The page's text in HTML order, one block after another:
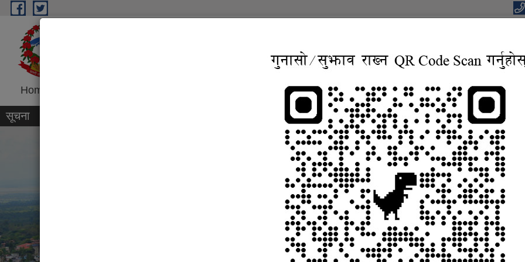
Skip to main content
Home Reports Notice and Information Gallery Contact
सूचना